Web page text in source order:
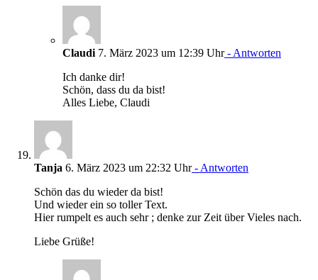
Claudi 7. März 2023 um 12:39 Uhr- Antworten
Ich danke dir!
Schön, dass du da bist!
Alles Liebe, Claudi
Tanja 6. März 2023 um 22:32 Uhr- Antworten
Schön das du wieder da bist!
Und wieder ein so toller Text.
Hier rumpelt es auch sehr ; denke zur Zeit über Vieles nach.
Liebe Grüße!